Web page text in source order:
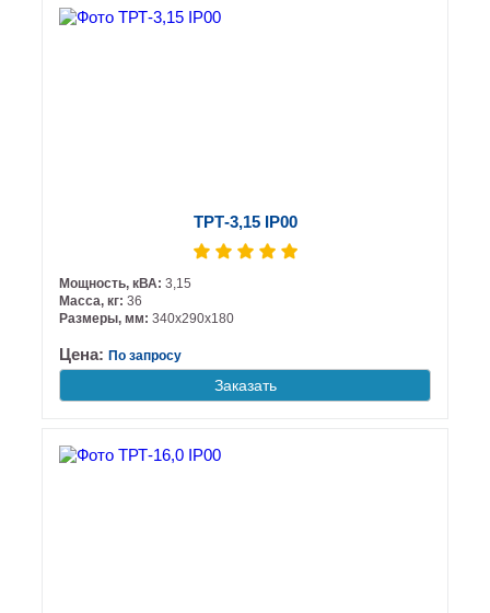
ТРТ-3,15 IP00
Мощность, кВА: 3,15
Масса, кг: 36
Размеры, мм: 340х290х180
Цена: По запросу
Заказать